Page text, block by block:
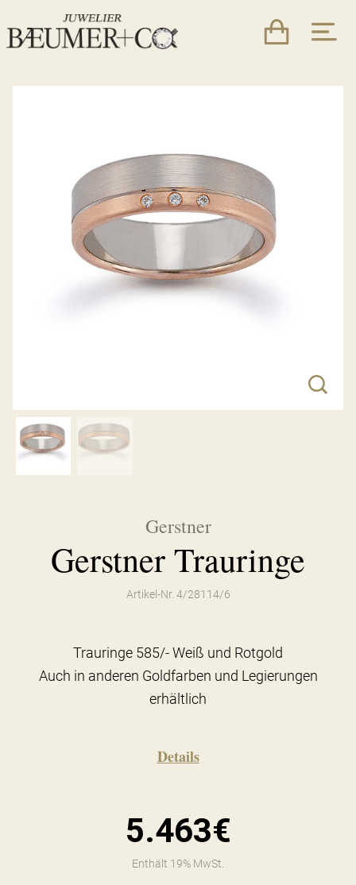
Gerstner
Gerstner Trauringe
Artikel-Nr. 4/28114/6
Trauringe 585/- Weiß und Rotgold
Auch in anderen Goldfarben und Legierungen
erhältlich
Details
5.463€
Enthält 19% MwSt.